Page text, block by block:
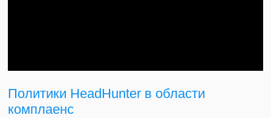
Политики HeadHunter в области
комплаенс